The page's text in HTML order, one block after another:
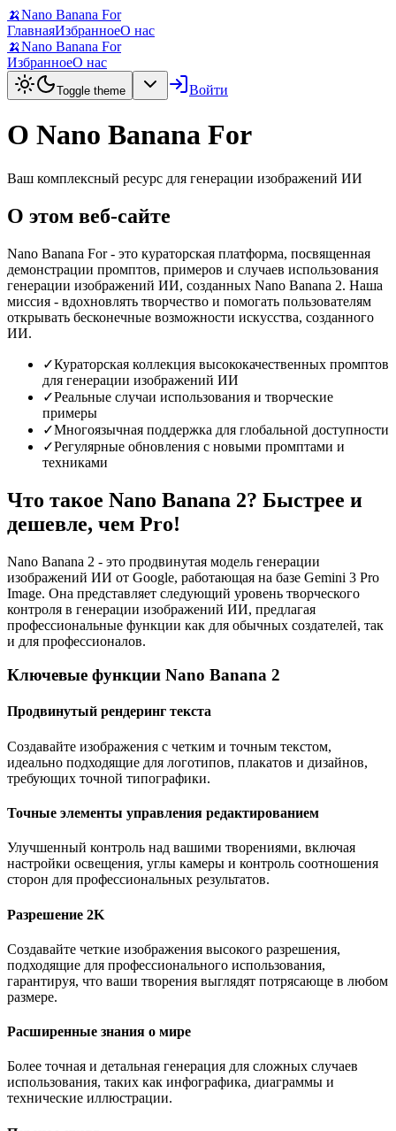
🍌Nano Banana For
ГлавнаяИзбранноеО нас
🍌Nano Banana For
ИзбранноеО нас
Toggle theme Войти
О Nano Banana For
Ваш комплексный ресурс для генерации изображений ИИ
О этом веб-сайте
Nano Banana For - это кураторская платформа, посвященная
демонстрации промптов, примеров и случаев использования
генерации изображений ИИ, созданных Nano Banana 2. Наша
миссия - вдохновлять творчество и помогать пользователям
открывать бесконечные возможности искусства, созданного
ИИ.
✓Кураторская коллекция высококачественных промптов
для генерации изображений ИИ
✓Реальные случаи использования и творческие
примеры
✓Многоязычная поддержка для глобальной доступности
✓Регулярные обновления с новыми промптами и
техниками
Что такое Nano Banana 2? Быстрее и
дешевле, чем Pro!
Nano Banana 2 - это продвинутая модель генерации
изображений ИИ от Google, работающая на базе Gemini 3 Pro
Image. Она представляет следующий уровень творческого
контроля в генерации изображений ИИ, предлагая
профессиональные функции как для обычных создателей, так
и для профессионалов.
Ключевые функции Nano Banana 2
Продвинутый рендеринг текста
Создавайте изображения с четким и точным текстом,
идеально подходящие для логотипов, плакатов и дизайнов,
требующих точной типографики.
Точные элементы управления редактированием
Улучшенный контроль над вашими творениями, включая
настройки освещения, углы камеры и контроль соотношения
сторон для профессиональных результатов.
Разрешение 2K
Создавайте четкие изображения высокого разрешения,
подходящие для профессионального использования,
гарантируя, что ваши творения выглядят потрясающе в любом
размере.
Расширенные знания о мире
Более точная и детальная генерация для сложных случаев
использования, таких как инфографика, диаграммы и
технические иллюстрации.